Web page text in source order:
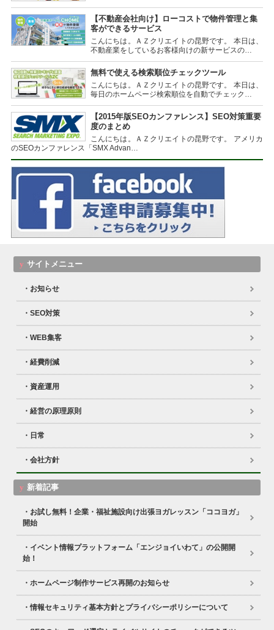
【不動産会社向け】ローコストで物件管理と集
客ができるサービス
こんにちは。ＡＺクリエイトの昆野です。 本日は、
不動産業をしているお客様向けの新サービスの…
無料で使える検索順位チェックツール
こんにちは。ＡＺクリエイトの昆野です。 本日は、
毎日のホームページ検索順位を自動でチェック…
【2015年版SEOカンファレンス】SEO対策重要
度のまとめ
こんにちは。ＡＺクリエイトの昆野です。 アメリカ
のSEOカンファレンス「SMX Advan…
サイトメニュー
お知らせ
SEO対策
WEB集客
経費削減
資産運用
経営の原理原則
日常
会社方針
新着記事
お試し無料！企業・福祉施設向け出張ヨガレッスン「ココヨガ」
開始
イベント情報プラットフォーム「エンジョイいわて」の公開開
始！
ホームページ制作サービス再開のお知らせ
情報セキュリティ基本方針とプライバシーポリシーについて